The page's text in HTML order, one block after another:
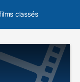
classés